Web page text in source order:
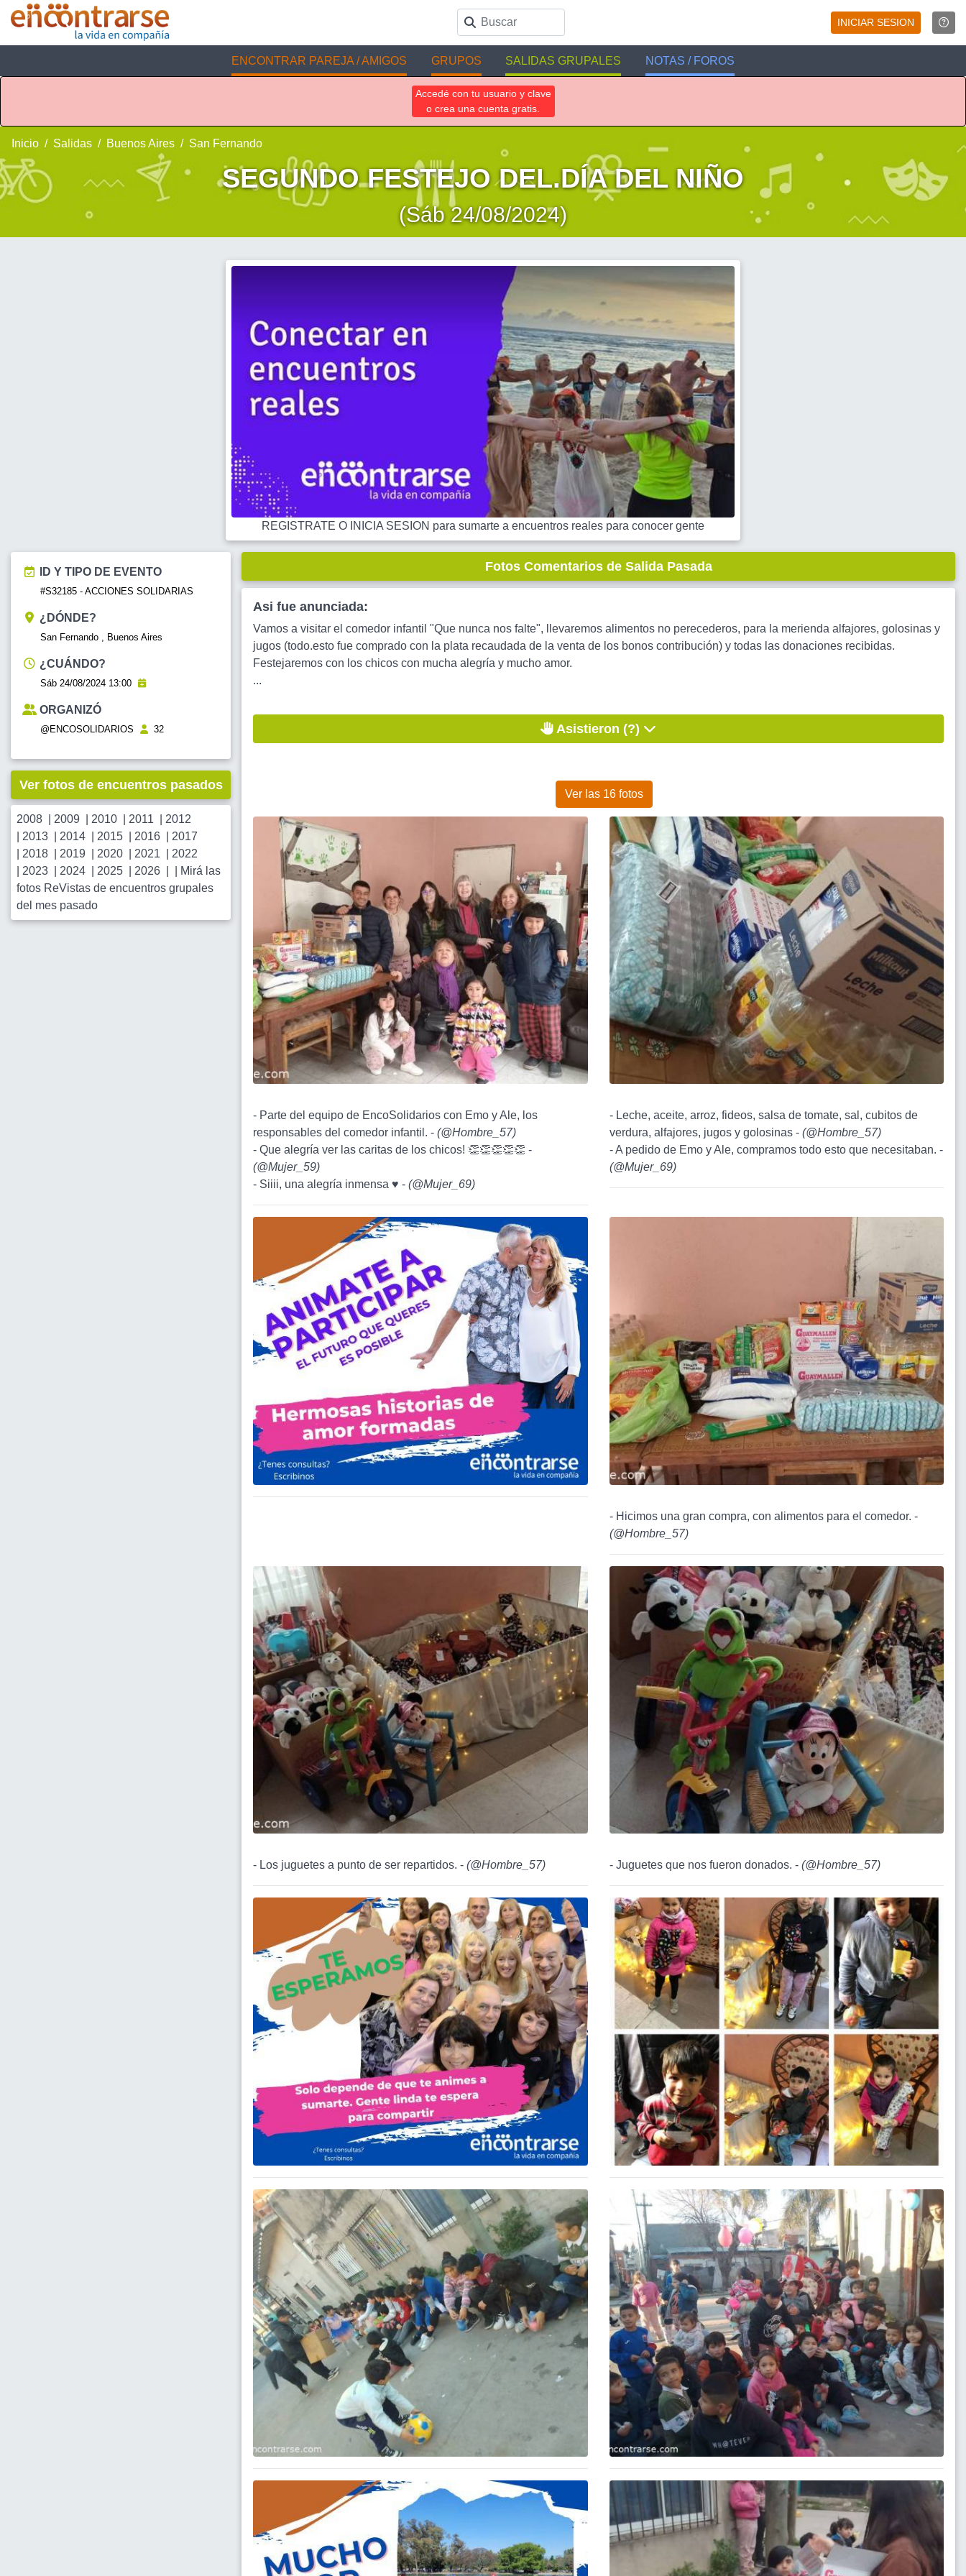
INICIAR SESION
ENCONTRAR PAREJA / AMIGOS GRUPOS SALIDAS GRUPALES NOTAS / FOROS
Accedé con tu usuario y clave
o crea una cuenta gratis.
Inicio Salidas Buenos Aires San Fernando
SEGUNDO FESTEJO DEL.DÍA DEL NIÑO
(Sáb 24/08/2024)
REGISTRATE O INICIA SESION para sumarte a encuentros reales para conocer gente
ID Y TIPO DE EVENTO
#S32185 - ACCIONES SOLIDARIAS
¿DÓNDE?
San Fernando , Buenos Aires
¿CUÁNDO?
Sáb 24/08/2024 13:00
ORGANIZÓ
@ENCOSOLIDARIOS 32
Ver fotos de encuentros pasados
2008 2009 2010 2011
2012
2013 2014 2015 2016
2017
2018 2019 2020 2021
2022
2023 2024 2025 2026
Mirá las
fotos ReVistas de encuentros grupales
del mes pasado
Fotos Comentarios de Salida Pasada
Asi fue anunciada:
Vamos a visitar el comedor infantil "Que nunca nos falte", llevaremos alimentos no perecederos, para la merienda alfajores, golosinas y
jugos (todo.esto fue comprado con la plata recaudada de la venta de los bonos contribución) y todas las donaciones recibidas.
Festejaremos con los chicos con mucha alegría y mucho amor.
...
Asistieron (?)
Ver las 16 fotos
- Parte del equipo de EncoSolidarios con Emo y Ale, los
responsables del comedor infantil. - (@Hombre_57)
- Que alegría ver las caritas de los chicos! 👏👏👏👏👏 -
(@Mujer_59)
- Siiii, una alegría inmensa ♥️ - (@Mujer_69)
- Leche, aceite, arroz, fideos, salsa de tomate, sal, cubitos de
verdura, alfajores, jugos y golosinas - (@Hombre_57)
- A pedido de Emo y Ale, compramos todo esto que necesitaban. -
(@Mujer_69)
- Hicimos una gran compra, con alimentos para el comedor. -
(@Hombre_57)
- Los juguetes a punto de ser repartidos. - (@Hombre_57) - Juguetes que nos fueron donados. - (@Hombre_57)